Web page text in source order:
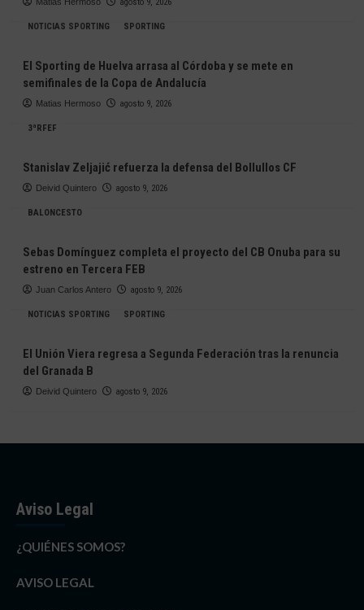
agosto 9, 2026
NOTICIAS SPORTING SPORTING
El Sporting de Huelva arrasa al Córdoba y se mete en
semifinales de la Copa de Andalucía
Matias Hermoso agosto 9, 2026
3ªRFEF
Stanislav Zeljajić refuerza la defensa del Bollullos CF
Deivid Quintero agosto 9, 2026
BALONCESTO
Sebas Domínguez completa el proyecto del CB Onuba para su
estreno en Tercera FEB
Juan Carlos Antero agosto 9, 2026
NOTICIAS SPORTING SPORTING
El Unión Viera regresa a Segunda Federación tras la renuncia
del Granada B
Deivid Quintero agosto 9, 2026
Aviso Legal
¿QUIÉNES SOMOS?
AVISO LEGAL